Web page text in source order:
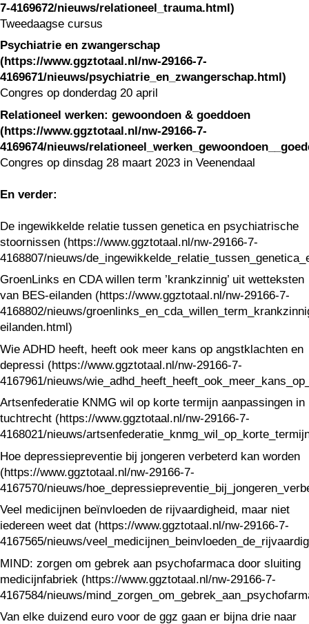
7-4169672/nieuws/relationeel_trauma.html)
Tweedaagse cursus
Psychiatrie en zwangerschap
(https://www.ggztotaal.nl/nw-29166-7-
4169671/nieuws/psychiatrie_en_zwangerschap.html)
Congres op donderdag 20 april
Relationeel werken: gewoondoen & goeddoen
(https://www.ggztotaal.nl/nw-29166-7-
4169674/nieuws/
Congres op dinsdag 28 maart 2023 in Veenendaal
En verder:
De ingewikkelde relatie tussen genetica en psychiatrische
stoornissen (https://www.ggztotaal.nl/nw-29166-7-
4168807/nieuws/
GroenLinks en CDA willen term ’krankzinnig’ uit wetteksten
van BES-eilanden (https://www.ggztotaal.nl/nw-29166-7-
4168802/nieuws/
eilanden.html)
Wie ADHD heeft, heeft ook meer kans op angstklachten en
depressi (https://www.ggztotaal.nl/nw-29166-7-
4167961/nieuws/
Artsenfederatie KNMG wil op korte termijn aanpassingen in
tuchtrecht (https://www.ggztotaal.nl/nw-29166-7-
4168021/nieuws/
Hoe depressiepreventie bij jongeren verbeterd kan worden
(https://www.ggztotaal.nl/nw-29166-7-
4167570/nieuws/
Veel medicijnen beïnvloeden de rijvaardigheid, maar niet
iedereen weet dat (https://www.ggztotaal.nl/nw-29166-7-
4167565/nieuws/
MIND: zorgen om gebrek aan psychofarmaca door sluiting
medicijnfabriek (https://www.ggztotaal.nl/nw-29166-7-
4167584/nieuws/
Van elke duizend euro voor de ggz gaan er bijna drie naar